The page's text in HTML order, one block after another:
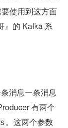
使用到这方面
』的 Kafka 系
消息一条消息
有两个
。这两个参数